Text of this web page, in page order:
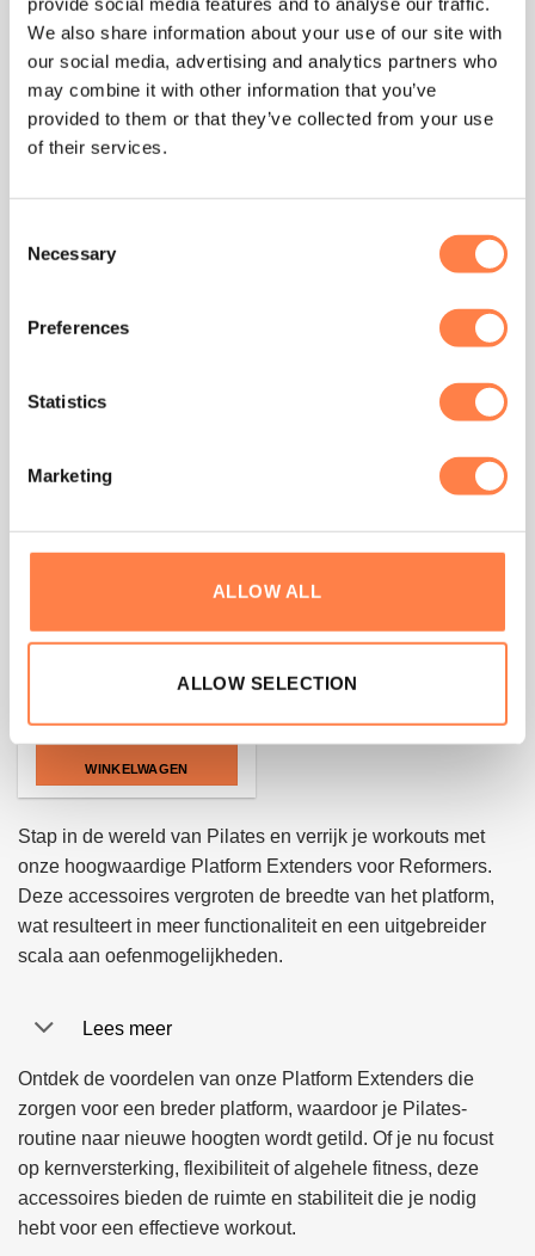
We also share information about your use of our site with
our social media, advertising and analytics partners who
may combine it with other information that you’ve
provided to them or that they’ve collected from your use
of their services.
Selection
Necessary
Preferences
Statistics
Marketing
ALLOW ALL
ALLOW SELECTION
PILATES
Padded Platform Extender
Merrithew®
€309,95
TOEVOEGEN AAN
PILATES
Padded Platform Extender
Max™) – Merrithew®
€309,95
Platform Extender voor Fit
WINKELWAGEN
Stap in de wereld van Pilates en verrijk je workouts met
onze hoogwaardige Platform Extenders voor Reformers.
Deze accessoires vergroten de breedte van het platform,
wat resulteert in meer functionaliteit en een uitgebreider
scala aan oefenmogelijkheden.
Lees meer
Ontdek de voordelen van onze Platform Extenders die
zorgen voor een breder platform, waardoor je Pilates-
routine naar nieuwe hoogten wordt getild. Of je nu focust
op kernversterking, flexibiliteit of algehele fitness, deze
accessoires bieden de ruimte en stabiliteit die je nodig
hebt voor een effectieve workout.